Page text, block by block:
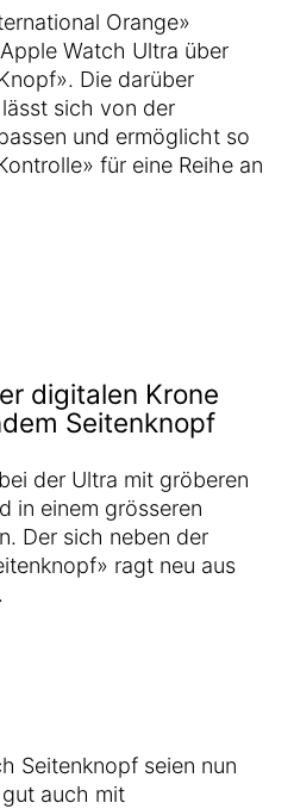
Orange»
Watch Ultra über
Die darüber
sich von der
und ermöglicht so
für eine Reihe an
digitalen Krone
Seitenknopf
der Ultra mit gröberen
in einem grösseren
Der sich neben der
ragt neu aus
Seitenknopf seien nun
auch mit